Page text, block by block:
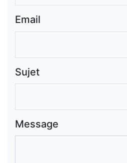
Email
Sujet
Message